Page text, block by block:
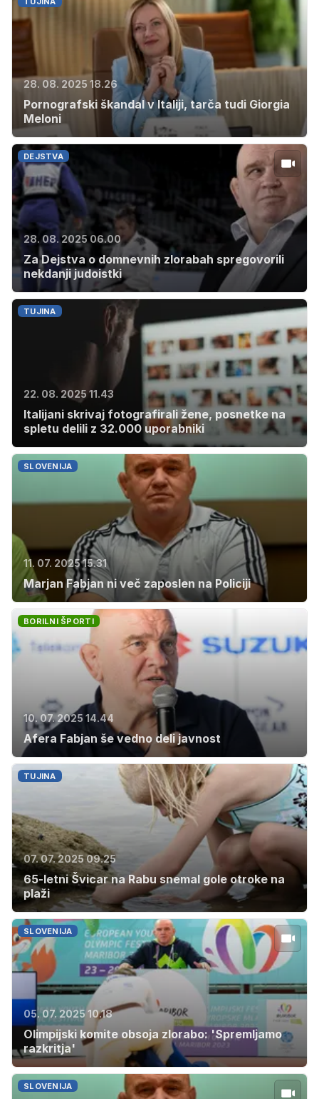
28. 08. 2025 18.26
Pornografski škandal v Italiji, tarča tudi Giorgia
Meloni
DEJSTVA
28. 08. 2025 06.00
Za Dejstva o domnevnih zlorabah spregovorili
nekdanji judoistki
TUJINA
22. 08. 2025 11.43
Italijani skrivaj fotografirali žene, posnetke na
spletu delili z 32.000 uporabniki
SLOVENIJA
11. 07. 2025 15.31
Marjan Fabjan ni več zaposlen na Policiji
BORILNI ŠPORTI
10. 07. 2025 14.44
Afera Fabjan še vedno deli javnost
TUJINA
07. 07. 2025 09.25
65-letni Švicar na Rabu snemal gole otroke na
plaži
SLOVENIJA
05. 07. 2025 10.18
Olimpijski komite obsoja zlorabo: 'Spremljamo
razkritja'
SLOVENIJA